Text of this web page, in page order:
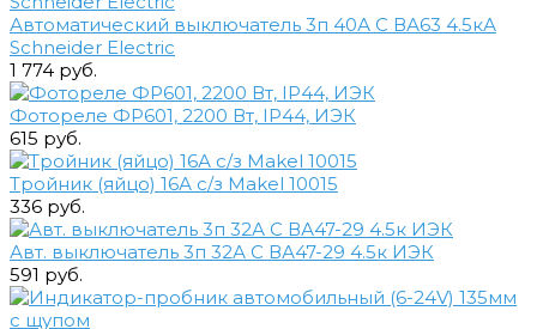
Автоматический выключатель 3п 40А С ВА63 4.5кА
Schneider Electric
1 774 руб.
Фотореле ФР601, 2200 Вт, IP44, ИЭК
615 руб.
Тройник (яйцо) 16А с/з Makel 10015
336 руб.
Авт. выключатель 3п 32А С ВА47-29 4.5к ИЭК
591 руб.